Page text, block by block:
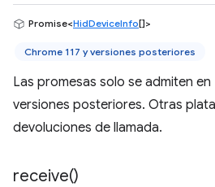
Promise<HidDeviceInfo[]>
Chrome 117 y versiones posteriores
Las promesas solo se admiten en
versiones posteriores. Otras
devoluciones de llamada.
receive()